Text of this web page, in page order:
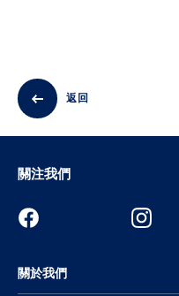
返回
關注我們
關於我們